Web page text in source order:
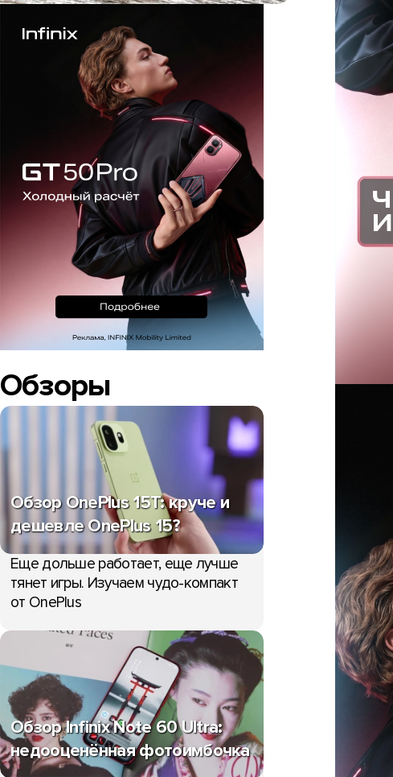
Обзоры
Обзор OnePlus 15T: круче и
дешевле OnePlus 15?
Еще дольше работает, еще лучше
тянет игры. Изучаем чудо-компакт
от OnePlus
Обзор Infinix Note 60 Ultra:
недооценённая фотоимбочка